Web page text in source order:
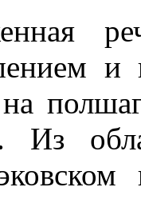
и
Из